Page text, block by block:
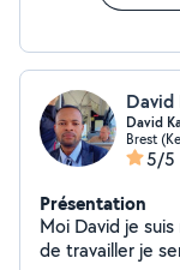
David
David
Brest
5/5
Présentation
Moi David je
de travailler je